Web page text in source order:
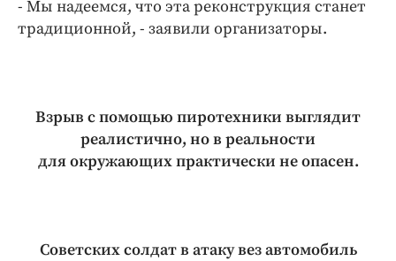
- Мы надеемся, что эта реконструкция станет
традиционной, - заявили организаторы.
Взрыв с помощью пиротехники выглядит
реалистично, но в реальности
для окружающих практически не опасен.
Советских солдат в атаку вез автомобиль